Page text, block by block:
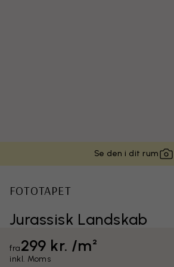
Se den i dit rum
Jurassisk Landskab
FOTOTAPET
fra299 kr. /m²
inkl. Moms